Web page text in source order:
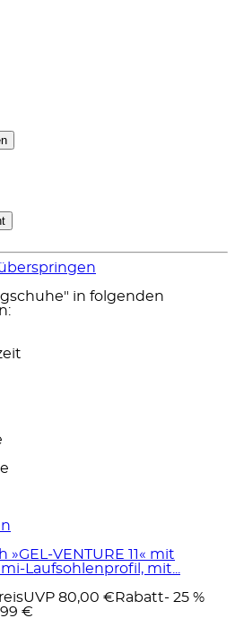
in folgenden
VENTURE 11« mit
Laufsohlenprofil, mit...
UVP 80,00 € Rabatt- 25 %
€